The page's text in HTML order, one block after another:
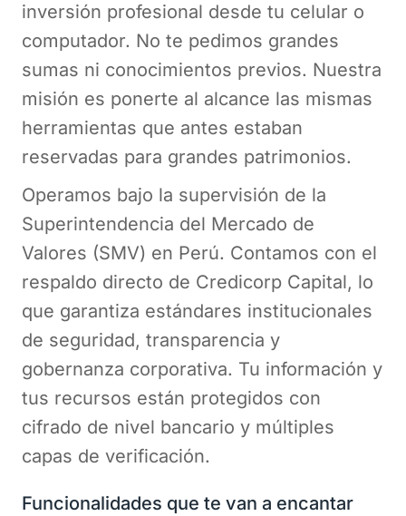
inversión profesional desde tu celular o
computador. No te pedimos grandes
sumas ni conocimientos previos. Nuestra
misión es ponerte al alcance las mismas
herramientas que antes estaban
reservadas para grandes patrimonios.
Operamos bajo la supervisión de la
Superintendencia del Mercado de
Valores (SMV) en Perú. Contamos con el
respaldo directo de Credicorp Capital, lo
que garantiza estándares institucionales
de seguridad, transparencia y
gobernanza corporativa. Tu información y
tus recursos están protegidos con
cifrado de nivel bancario y múltiples
capas de verificación.
Funcionalidades que te van a encantar